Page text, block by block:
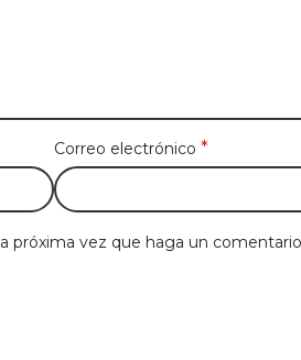
Correo electrónico *
próxima vez que haga un